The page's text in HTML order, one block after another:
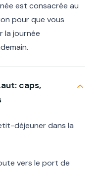
est consacrée au
pour que vous
la journée
caps,
déjeuner dans la
vers le port de